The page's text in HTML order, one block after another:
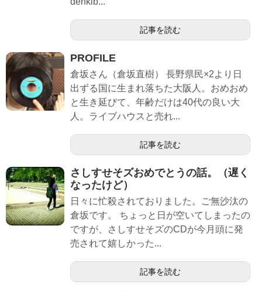
記事を読む
PROFILE
倉坂さん（倉坂直樹） 長野県民×2より日
出ずる国に生まれ落ちた大阪人。おめおめ
と生き延びて、年齢だけは40代の良い大
人。ライブハウスと売れ...
記事を読む
さしすせそズおめでとうの話。（遅く
なったけど）
日々に忙殺されておりました。ご無沙汰の
倉坂です。 ちょっと日が空いてしまったの
ですが、さしすせそズのCDが今月頭に発
売されて嬉しかった...
記事を読む